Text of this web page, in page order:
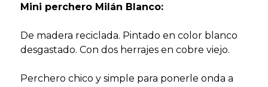
Mini perchero Milán Blanco:
De madera reciclada. Pintado en color blanco
desgastado. Con dos herrajes en cobre viejo.
Perchero chico y simple para ponerle onda a